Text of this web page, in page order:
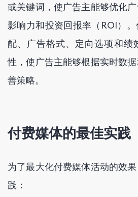
或关键词，使广告主能够优化
影响力和投资回报率（ROI）
配、广告格式、定向选项和绩
性，使广告主能够根据实时数
善策略。
付费媒体的最佳实践
为了最大化付费媒体活动的效
践：